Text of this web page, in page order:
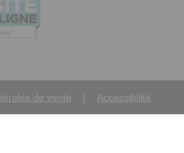
de vente Accessibilité